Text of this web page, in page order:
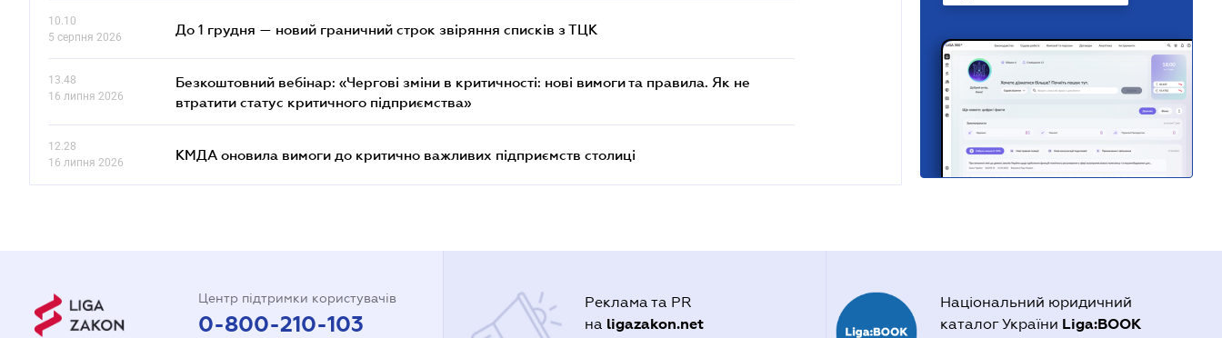
10.10
5 серпня 2026
До 1 грудня — новий граничний строк звіряння списків з ТЦК
13.48
16 липня 2026
Безкоштовний вебінар: «Чергові зміни в критичності: нові вимоги та правила. Як не
втратити статус критичного підприємства»
12.28
16 липня 2026
КМДА оновила вимоги до критично важливих підприємств столиці
Центр підтримки користувачів
0-800-210-103
Реклама та PR
на ligazakon.net
Національний юридичний
каталог України Liga:BOOK